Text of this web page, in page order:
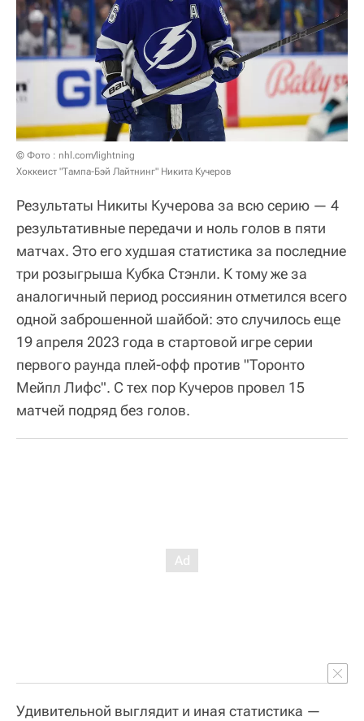
© Фото : nhl.com/lightning
Хоккеист "Тампа-Бэй Лайтнинг" Никита Кучеров
Результаты Никиты Кучерова за всю серию — 4
результативные передачи и ноль голов в пяти
матчах. Это его худшая статистика за последние
три розыгрыша Кубка Стэнли. К тому же за
аналогичный период россиянин отметился всего
одной заброшенной шайбой: это случилось еще
19 апреля 2023 года в стартовой игре серии
первого раунда плей-офф против "Торонто
Мейпл Лифс". С тех пор Кучеров провел 15
матчей подряд без голов.
Удивительной выглядит и иная статистика —